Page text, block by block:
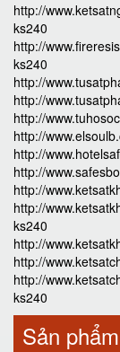
http://
ks240
http://
ks240
http://
http://
http://
http://
http://
http://
http://
http://
ks240
http://
http://
http://
ks240
Sản